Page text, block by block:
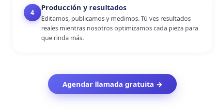
4
Producción y resultados
Editamos, publicamos y medimos. Tú ves resultados
reales mientras nosotros optimizamos cada pieza para
que rinda más.
Agendar llamada gratuita →